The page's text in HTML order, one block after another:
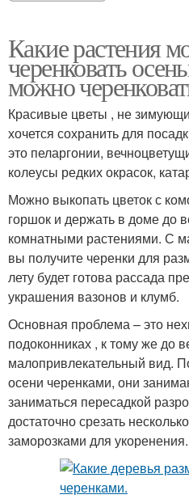
Какие растения
черенковать
можно
Красивые цветы , не
хочется сохранить для
это пеларгонии,
колеусы редких окрасок,
Можно выкопать цветок с
горшок и держать в доме до
комнатными растениями. С
вы получите черенки для
лету будет готова рассада
украшения вазонов и клумб.
Основная проблема – это
подоконниках , к тому же до
малопривлекательный вид.
осени черенками, они
заниматься пересадкой
достаточно срезать
заморозками для укоренения.